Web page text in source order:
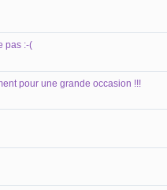
pas :-(
pour une grande occasion !!!